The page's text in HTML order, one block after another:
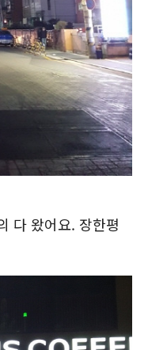
다 왔어요. 장한평